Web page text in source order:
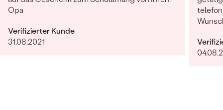
Opa
Verifizierter Kunde
31.08.2021